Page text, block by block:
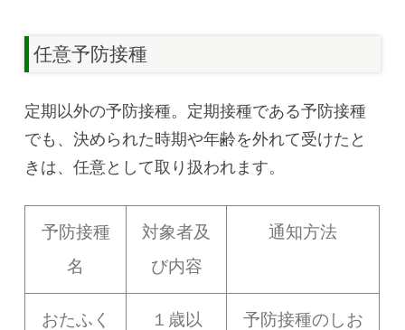
任意予防接種
定期以外の予防接種。定期接種である予防接種
でも、決められた時期や年齢を外れて受けたと
きは、任意として取り扱われます。
予防接種
名
対象者及
び内容
通知方法
おたふく
１歳以
予防接種のしお